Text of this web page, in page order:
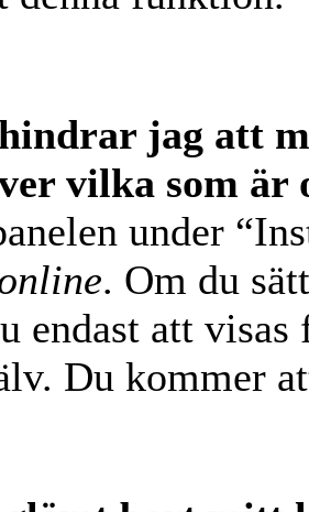
jag att
vilka som är
under
. Om du
endast att
Du kommer